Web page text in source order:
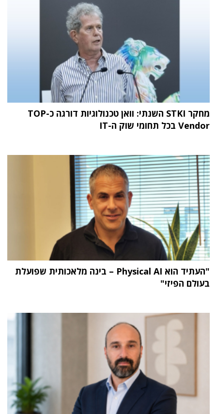
מחקר STKI השנתי: וואן טכנולוגיות דורגה כ-TOP
Vendor בכל תחומי שוק ה-IT
"העתיד הוא Physical AI – בינה מלאכותית שפועלת
בעולם הפיזי"